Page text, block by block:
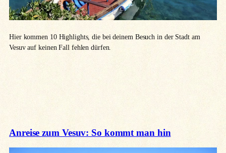
Hier kommen 10 Highlights, die bei deinem Besuch in der Stadt am
Vesuv auf keinen Fall fehlen dürfen.
Anreise zum Vesuv: So kommt man hin